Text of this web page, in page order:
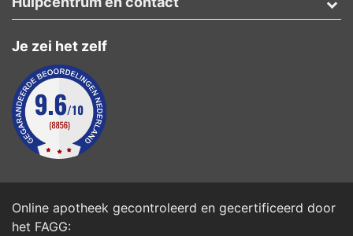
Je zei het zelf
Online apotheek gecontroleerd en gecertificeerd door
het FAGG: